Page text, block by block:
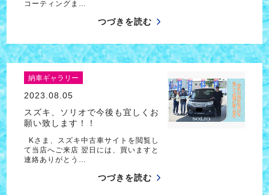
コーティングま…
つづきを読む
納車ギャラリー
2023.08.05
スズキ、ソリオで今後も宜しくお
願い致します！！
Kさま、スズキ中古車サイトを閲覧し
て当店へご来店 翌日には、買いますと
連絡ありがとう…
つづきを読む